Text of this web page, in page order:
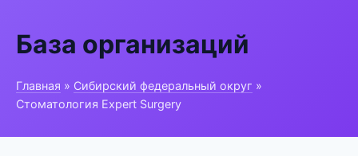
База организаций
Главная » Сибирский федеральный округ »
Стоматология Expert Surgery